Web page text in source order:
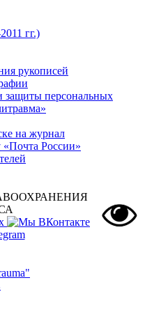
гг.)
рукописей
защиты персональных
на журнал
«Почта России»